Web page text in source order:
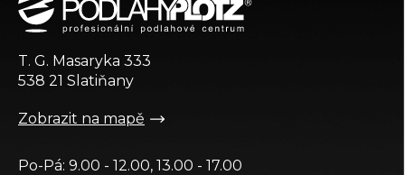
T. G. Masaryka 333
538 21 Slatiňany
Zobrazit na mapě
Po-Pá: 9.00 - 12.00, 13.00 - 17.00